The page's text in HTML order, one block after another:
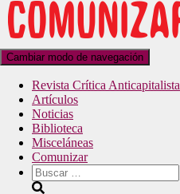
Cambiar modo de navegación
Revista Crítica Anticapitalista
Artículos
Noticias
Biblioteca
Misceláneas
Comunizar